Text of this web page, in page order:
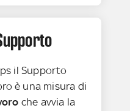
il Supporto
è una misura di
che avvia la